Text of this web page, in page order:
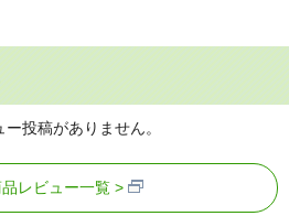
投稿がありません。
レビュー一覧